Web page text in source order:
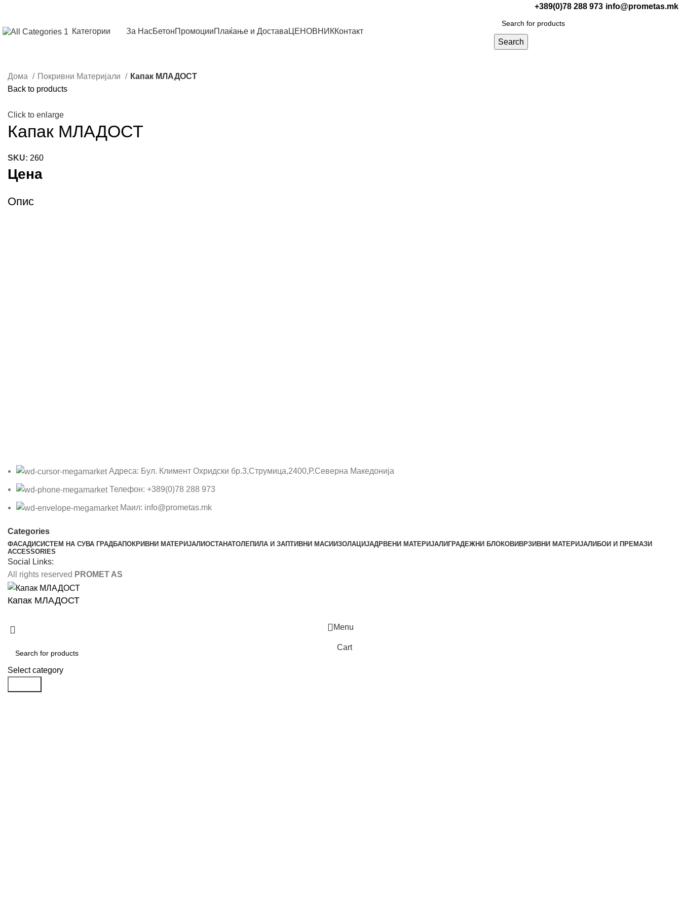
+389(0)78 288 973 info@prometas.mk
Категории За НасБетонПромоцииПлаќање и Достава ЦЕНОВНИККонтакт
Search
Дома Покривни Материјали
Капак МЛАДОСТ
Back to products
Click to enlarge
Капак МЛАДОСТ
SKU: 260
Цена
Опис
Адреса: Бул. Климент Охридски бр.3,Струмица,2400,Р.Северна Македонија
Телефон: +389(0)78 288 973
Маил: info@prometas.mk
Categories
ФАСАДИСИСТЕМ НА СУВА ГРАДБАПОКРИВНИ МАТЕРИЈАЛИОСТАНАТОЛЕПИЛА И ЗАПТИВНИ МАСИ ИЗОЛАЦИЈАДРВЕНИ МАТЕРИЈАЛИ ГРАДЕЖНИ БЛОКОВИ ВРЗИВНИ МАТЕРИЈАЛИ БОИ И ПРЕМАЗИ
ACCESSORIES
Social Links:
All rights reserved PROMET AS
Капак МЛАДОСТ
Select category
Menu
Cart